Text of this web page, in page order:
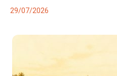
29/07/2026